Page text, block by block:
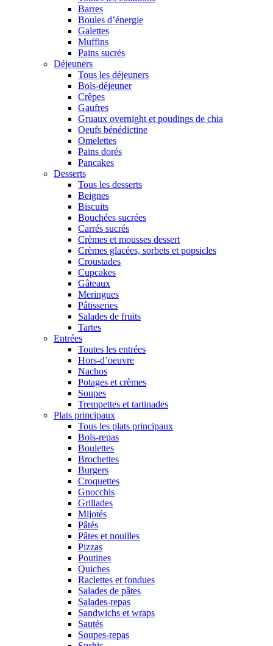
Barres
Boules d’énergie
Galettes
Muffins
Pains sucrés
Déjeuners
Tous les déjeuners
Bols-déjeuner
Crêpes
Gaufres
Gruaux overnight et poudings de chia
Oeufs bénédictine
Omelettes
Pains dorés
Pancakes
Desserts
Tous les desserts
Beignes
Biscuits
Bouchées sucrées
Carrés sucrés
Crèmes et mousses dessert
Crèmes glacées, sorbets et popsicles
Croustades
Cupcakes
Gâteaux
Meringues
Pâtisseries
Salades de fruits
Tartes
Entrées
Toutes les entrées
Hors-d’oeuvre
Nachos
Potages et crèmes
Soupes
Trempettes et tartinades
Plats principaux
Tous les plats principaux
Bols-repas
Boulettes
Brochettes
Burgers
Croquettes
Gnocchis
Grillades
Mijotés
Pâtés
Pâtes et nouilles
Pizzas
Poutines
Quiches
Raclettes et fondues
Salades de pâtes
Salades-repas
Sandwichs et wraps
Sautés
Soupes-repas